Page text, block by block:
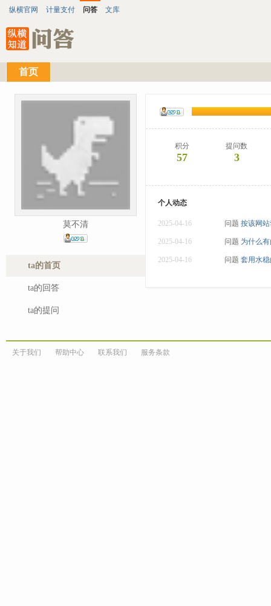
纵横官网 计量支付 问答 文库
首页
莫不清
ta的首页
ta的回答
ta的提问
积分
57
提问数
3
个人动态
2025-04-16 问题 按该网
2025-04-16 问题 为什么
2025-04-16 问题 套用水
关于我们 帮助中心 联系我们 服务条款